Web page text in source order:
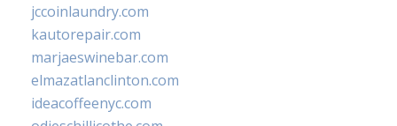
jccoinlaundry.com
kautorepair.com
marjaeswinebar.com
elmazatlanclinton.com
ideacoffeenyc.com